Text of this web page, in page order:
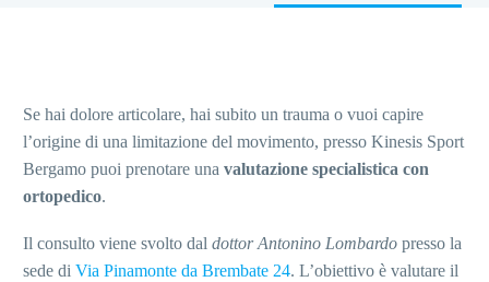
Se hai dolore articolare, hai subito un trauma o vuoi capire
l’origine di una limitazione del movimento, presso Kinesis Sport
Bergamo puoi prenotare una valutazione specialistica con
ortopedico.
Il consulto viene svolto dal dottor Antonino Lombardo presso la
sede di Via Pinamonte da Brembate 24. L’obiettivo è valutare il